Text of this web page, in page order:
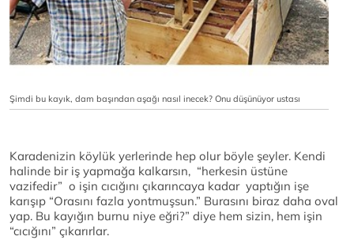
Şimdi bu kayık, dam başından aşağı nasıl inecek? Onu düşünüyor ustası
Karadenizin köylük yerlerinde hep olur böyle şeyler. Kendi
halinde bir iş yapmağa kalkarsın, “herkesin üstüne
vazifedir” o işin cıcığını çıkarıncaya kadar yaptığın işe
karışıp “Orasını fazla yontmuşsun.” Burasını biraz daha oval
yap. Bu kayığın burnu niye eğri?” diye hem sizin, hem işin
“cıcığını” çıkarırlar.